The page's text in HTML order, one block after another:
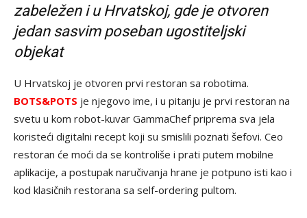
zabeležen i u Hrvatskoj, gde je otvoren
jedan sasvim poseban ugostiteljski
objekat
U Hrvatskoj je otvoren prvi restoran sa robotima.
BOTS&POTS je njegovo ime, i u pitanju je prvi restoran na
svetu u kom robot-kuvar GammaChef priprema sva jela
koristeći digitalni recept koji su smislili poznati šefovi. Ceo
restoran će moći da se kontroliše i prati putem mobilne
aplikacije, a postupak naručivanja hrane je potpuno isti kao i
kod klasičnih restorana sa self-ordering pultom.